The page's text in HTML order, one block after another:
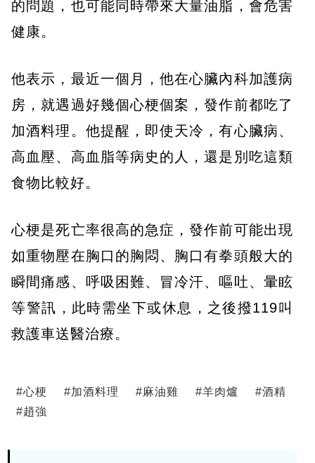
的問題，也可能同時帶來大量油脂，會危害
健康。
他表示，最近一個月，他在心臟內科加護病
房，就遇過好幾個心梗個案，發作前都吃了
加酒料理。他提醒，即使天冷，有心臟病、
高血壓、高血脂等病史的人，還是別吃這類
食物比較好。
心梗是死亡率很高的急症，發作前可能出現
如重物壓在胸口的胸悶、胸口有拳頭般大的
瞬間痛感、呼吸困難、冒冷汗、嘔吐、暈眩
等警訊，此時需坐下或休息，之後撥119叫
救護車送醫治療。
#心梗 #加酒料理 #麻油雞 #羊肉爐 #酒精
#趙強